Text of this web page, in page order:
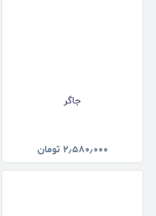
جاگر
۲٫۵۸۰٫۰۰۰ تومان